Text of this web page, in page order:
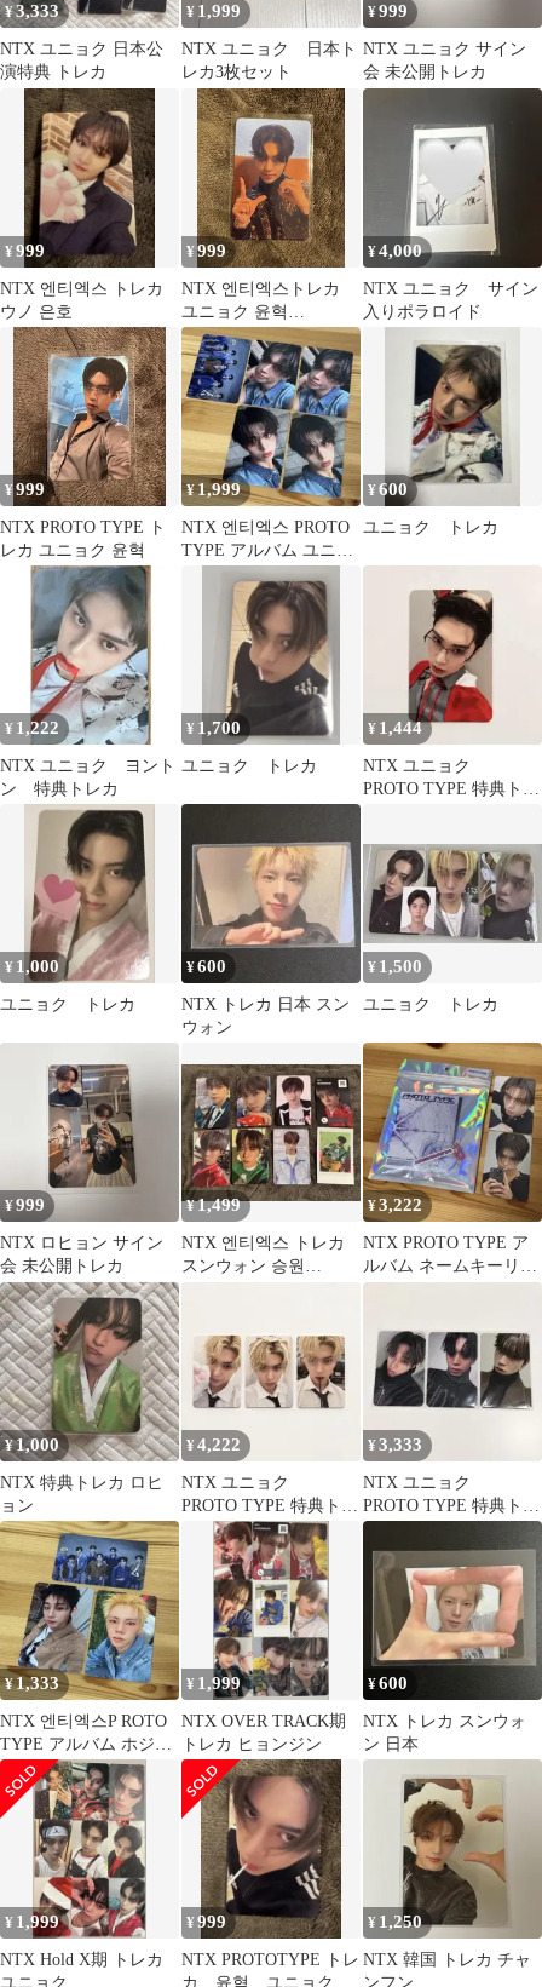
¥3,333
NTX ユニョク 日本公
演特典 トレカ
¥ 1,999
NTX ユニョク 日本ト
レカ3枚セット
¥999
NTX ユニョク サイン
会 未公開トレカ
¥999
NTX 엔티엑스 トレカ
ウノ 은호
¥999
NTX 엔티엑스トレカ
ユニョク 윤혁
YUNHYEOK 香港公演
トレカ
¥4,000
NTX ユニョク サイン
入りポラロイド
¥999
NTX PROTO TYPE ト
レカ ユニョク 윤혁
¥1,999
NTX 엔티엑스 PROTO
TYPE アルバム ユニョ
ク トレカ
¥600
ユニョク トレカ
¥ 1,222
NTX ユニョク ヨント
ン 特典トレカ
¥ 1,700
ユニョク トレカ
¥ 1,444
NTX ユニョク
PROTO TYPE 特典トレ
¥ 1,000
ユニョク トレカ
¥600
NTX トレカ 日本 スン
ウォン
¥ 1,500
ユニョク トレカ
¥999
NTX ロヒョン サイン
会 未公開トレカ
¥1,499
NTX 엔티엑스 トレカ
スンウォン 승원
¥3,222
NTX PROTO TYPE ア
ルバム ネームキーリン
グ ユニョク トレカ
¥1,000
NTX 特典トレカ ロヒ
ョン
¥4,222
NTX ユニョク
PROTO TYPE 特典トレ
カ3枚セット
¥3,333
NTX ユニョク
PROTO TYPE 特典トレ
カ3枚セット
¥1,333
NTX 엔티엑스P ROTO
TYPE アルバム ホジュ
ン スンウォン トレカ
¥ 1,999
NTX OVER TRACK期
トレカ ヒョンジン
¥600
NTX トレカ スンウォ
ン 日本
¥ 1,999
NTX Hold X期 トレカ
ユニョク
¥999
NTX PROTOTYPE トレ
カ 윤혁 ユニョク
¥ 1,250
NTX 韓国 トレカ チャ
ンフン